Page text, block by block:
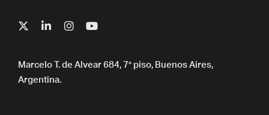
Marcelo T. de Alvear 684, 7° piso, Buenos Aires,
Argentina.